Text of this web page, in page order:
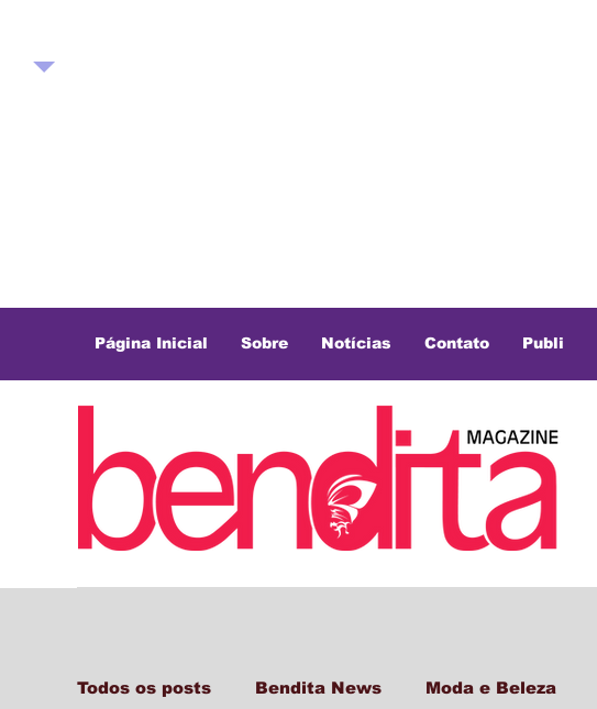
Página Inicial Sobre Notícias Contato Publi
Todos os posts Bendita News Moda e Beleza